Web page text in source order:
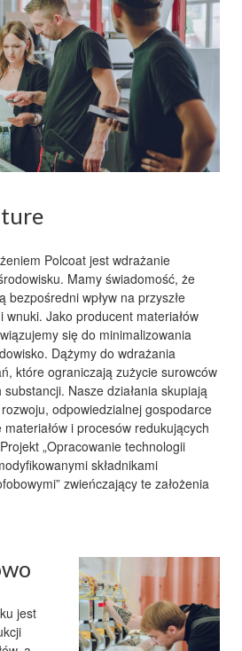
Polcoat jest wdrażanie
. Mamy świadomość, że
bezpośredni wpływ na przyszłe
wnuki. Jako producent materiałów
się do minimalizowania
. Dążymy do wdrażania
, które ograniczają zużycie surowców
substancji. Nasze działania skupiają
, odpowiedzialnej gospodarce
materiałów i procesów redukujących
„Opracowanie technologii
składnikami
” zwieńczający te założenia
jest